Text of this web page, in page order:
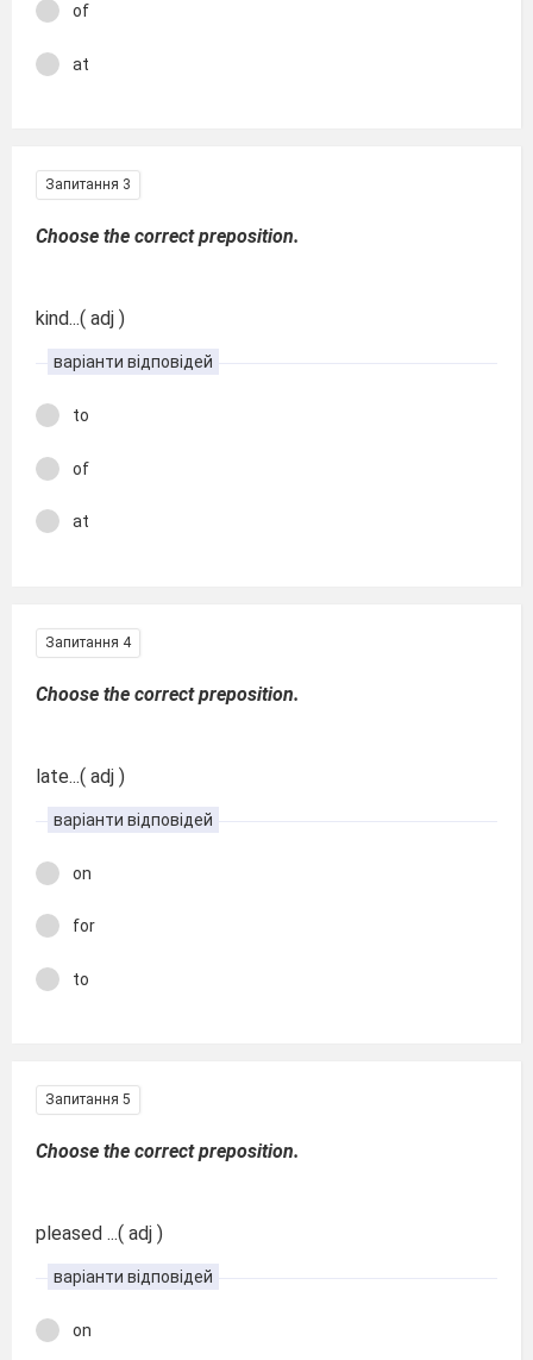
of
at
Запитання 3
Choose the correct preposition.
kind...( adj )
варіанти відповідей
to
of
at
Запитання 4
Choose the correct preposition.
late...( adj )
варіанти відповідей
on
for
to
Запитання 5
Choose the correct preposition.
pleased ...( adj )
варіанти відповідей
on